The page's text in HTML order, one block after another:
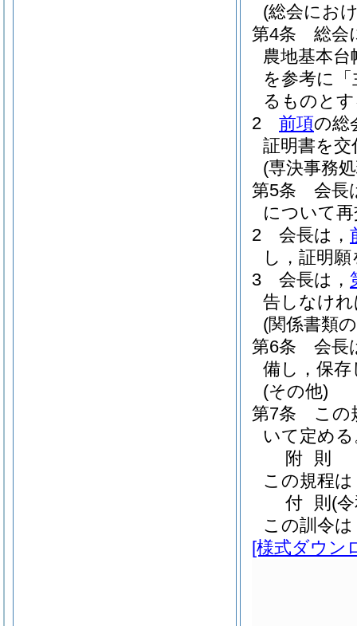
(総会にお
第4条
総会
農地基本
を参考に
るものと
2
前項の総
証明書を
(専決事務
第5条
会長
について
2
会長は，
し，証明
3
会長は，
告しなけ
(関係書類
第6条
会長
備し，保
(その他)
第7条
この
いて定め
附 則
この規程
付 則 (
この訓令
[様式ダウン